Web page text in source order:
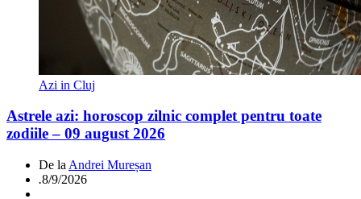
Azi in Cluj
Astrele azi: horoscop zilnic complet pentru toate
zodiile – 09 august 2026
De la Andrei Mureșan
.8/9/2026